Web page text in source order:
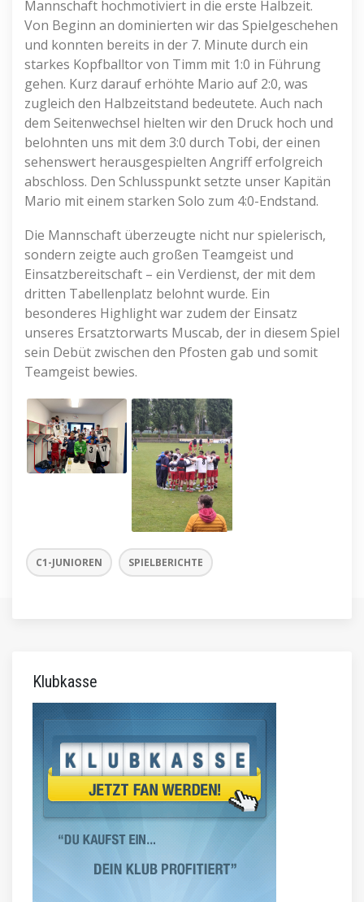
Mannschaft hochmotiviert in die erste Halbzeit.
Von Beginn an dominierten wir das Spielgeschehen
und konnten bereits in der 7. Minute durch ein
starkes Kopfballtor von Timm mit 1:0 in Führung
gehen. Kurz darauf erhöhte Mario auf 2:0, was
zugleich den Halbzeitstand bedeutete. Auch nach
dem Seitenwechsel hielten wir den Druck hoch und
belohnten uns mit dem 3:0 durch Tobi, der einen
sehenswert herausgespielten Angriff erfolgreich
abschloss. Den Schlusspunkt setzte unser Kapitän
Mario mit einem starken Solo zum 4:0-Endstand.
Die Mannschaft überzeugte nicht nur spielerisch,
sondern zeigte auch großen Teamgeist und
Einsatzbereitschaft – ein Verdienst, der mit dem
dritten Tabellenplatz belohnt wurde. Ein
besonderes Highlight war zudem der Einsatz
unseres Ersatztorwarts Muscab, der in diesem Spiel
sein Debüt zwischen den Pfosten gab und somit
Teamgeist bewies.
C1-JUNIOREN SPIELBERICHTE
Klubkasse